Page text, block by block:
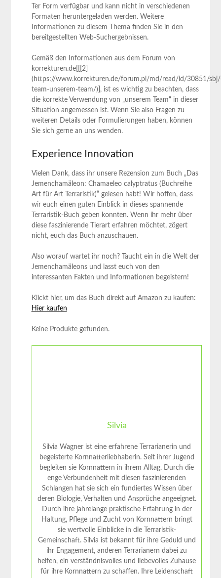
Ter Form verfügbar und kann nicht in verschiedenen
Formaten heruntergeladen werden. Weitere
Informationen zu diesem Thema finden Sie in den
bereitgestellten Web-Suchergebnissen.
Gemäß den Informationen aus dem Forum von
korrekturen.de[[[2]
(https://www.korrekturen.de/forum.pl/md/read/id/30851/sbj/
team-unserem-team/)], ist es wichtig zu beachten, dass
die korrekte Verwendung von „unserem Team“ in dieser
Situation angemessen ist. Wenn Sie also Fragen zu
weiteren Details oder Formulierungen haben, können
Sie sich gerne an uns wenden.
Experience Innovation
Vielen Dank, dass ihr unsere Rezension zum Buch „Das
Jemenchamäleon: Chamaeleo calyptratus (Buchreihe
Art für Art Terraristik)“ gelesen habt! Wir hoffen, dass
wir euch einen guten Einblick in dieses spannende
Terraristik-Buch geben konnten. Wenn ihr mehr über
diese faszinierende Tierart erfahren möchtet, zögert
nicht, euch das Buch anzuschauen.
Also worauf wartet ihr noch? Taucht ein in die Welt der
Jemenchamäleons und lasst euch von den
interessanten Fakten und Informationen begeistern!
Klickt hier, um das Buch direkt auf Amazon zu kaufen:
Hier kaufen
Keine Produkte gefunden.
Silvia
Silvia Wagner ist eine erfahrene Terrarianerin und
begeisterte Kornnatterliebhaberin. Seit ihrer Jugend
begleiten sie Kornnattern in ihrem Alltag. Durch die
enge Verbundenheit mit diesen faszinierenden
Schlangen hat sie sich ein fundiertes Wissen über
deren Biologie, Verhalten und Ansprüche angeeignet.
Durch ihre jahrelange praktische Erfahrung in der
Haltung, Pflege und Zucht von Kornnattern bringt
sie wertvolle Einblicke in die Terraristik-
Gemeinschaft. Silvia ist bekannt für ihre Geduld und
ihr Engagement, anderen Terrarianern dabei zu
helfen, ein verständnisvolles und liebevolles Zuhause
für ihre Kornnattern zu schaffen. Ihre Leidenschaft